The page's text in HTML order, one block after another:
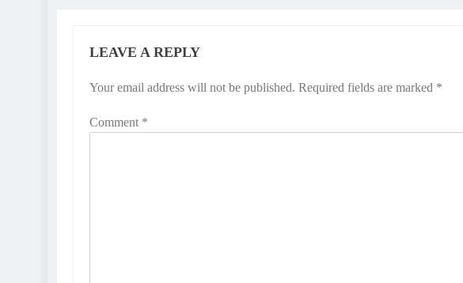
LEAVE A REPLY
Your email address will not be published. Required fields are marked *
Comment *